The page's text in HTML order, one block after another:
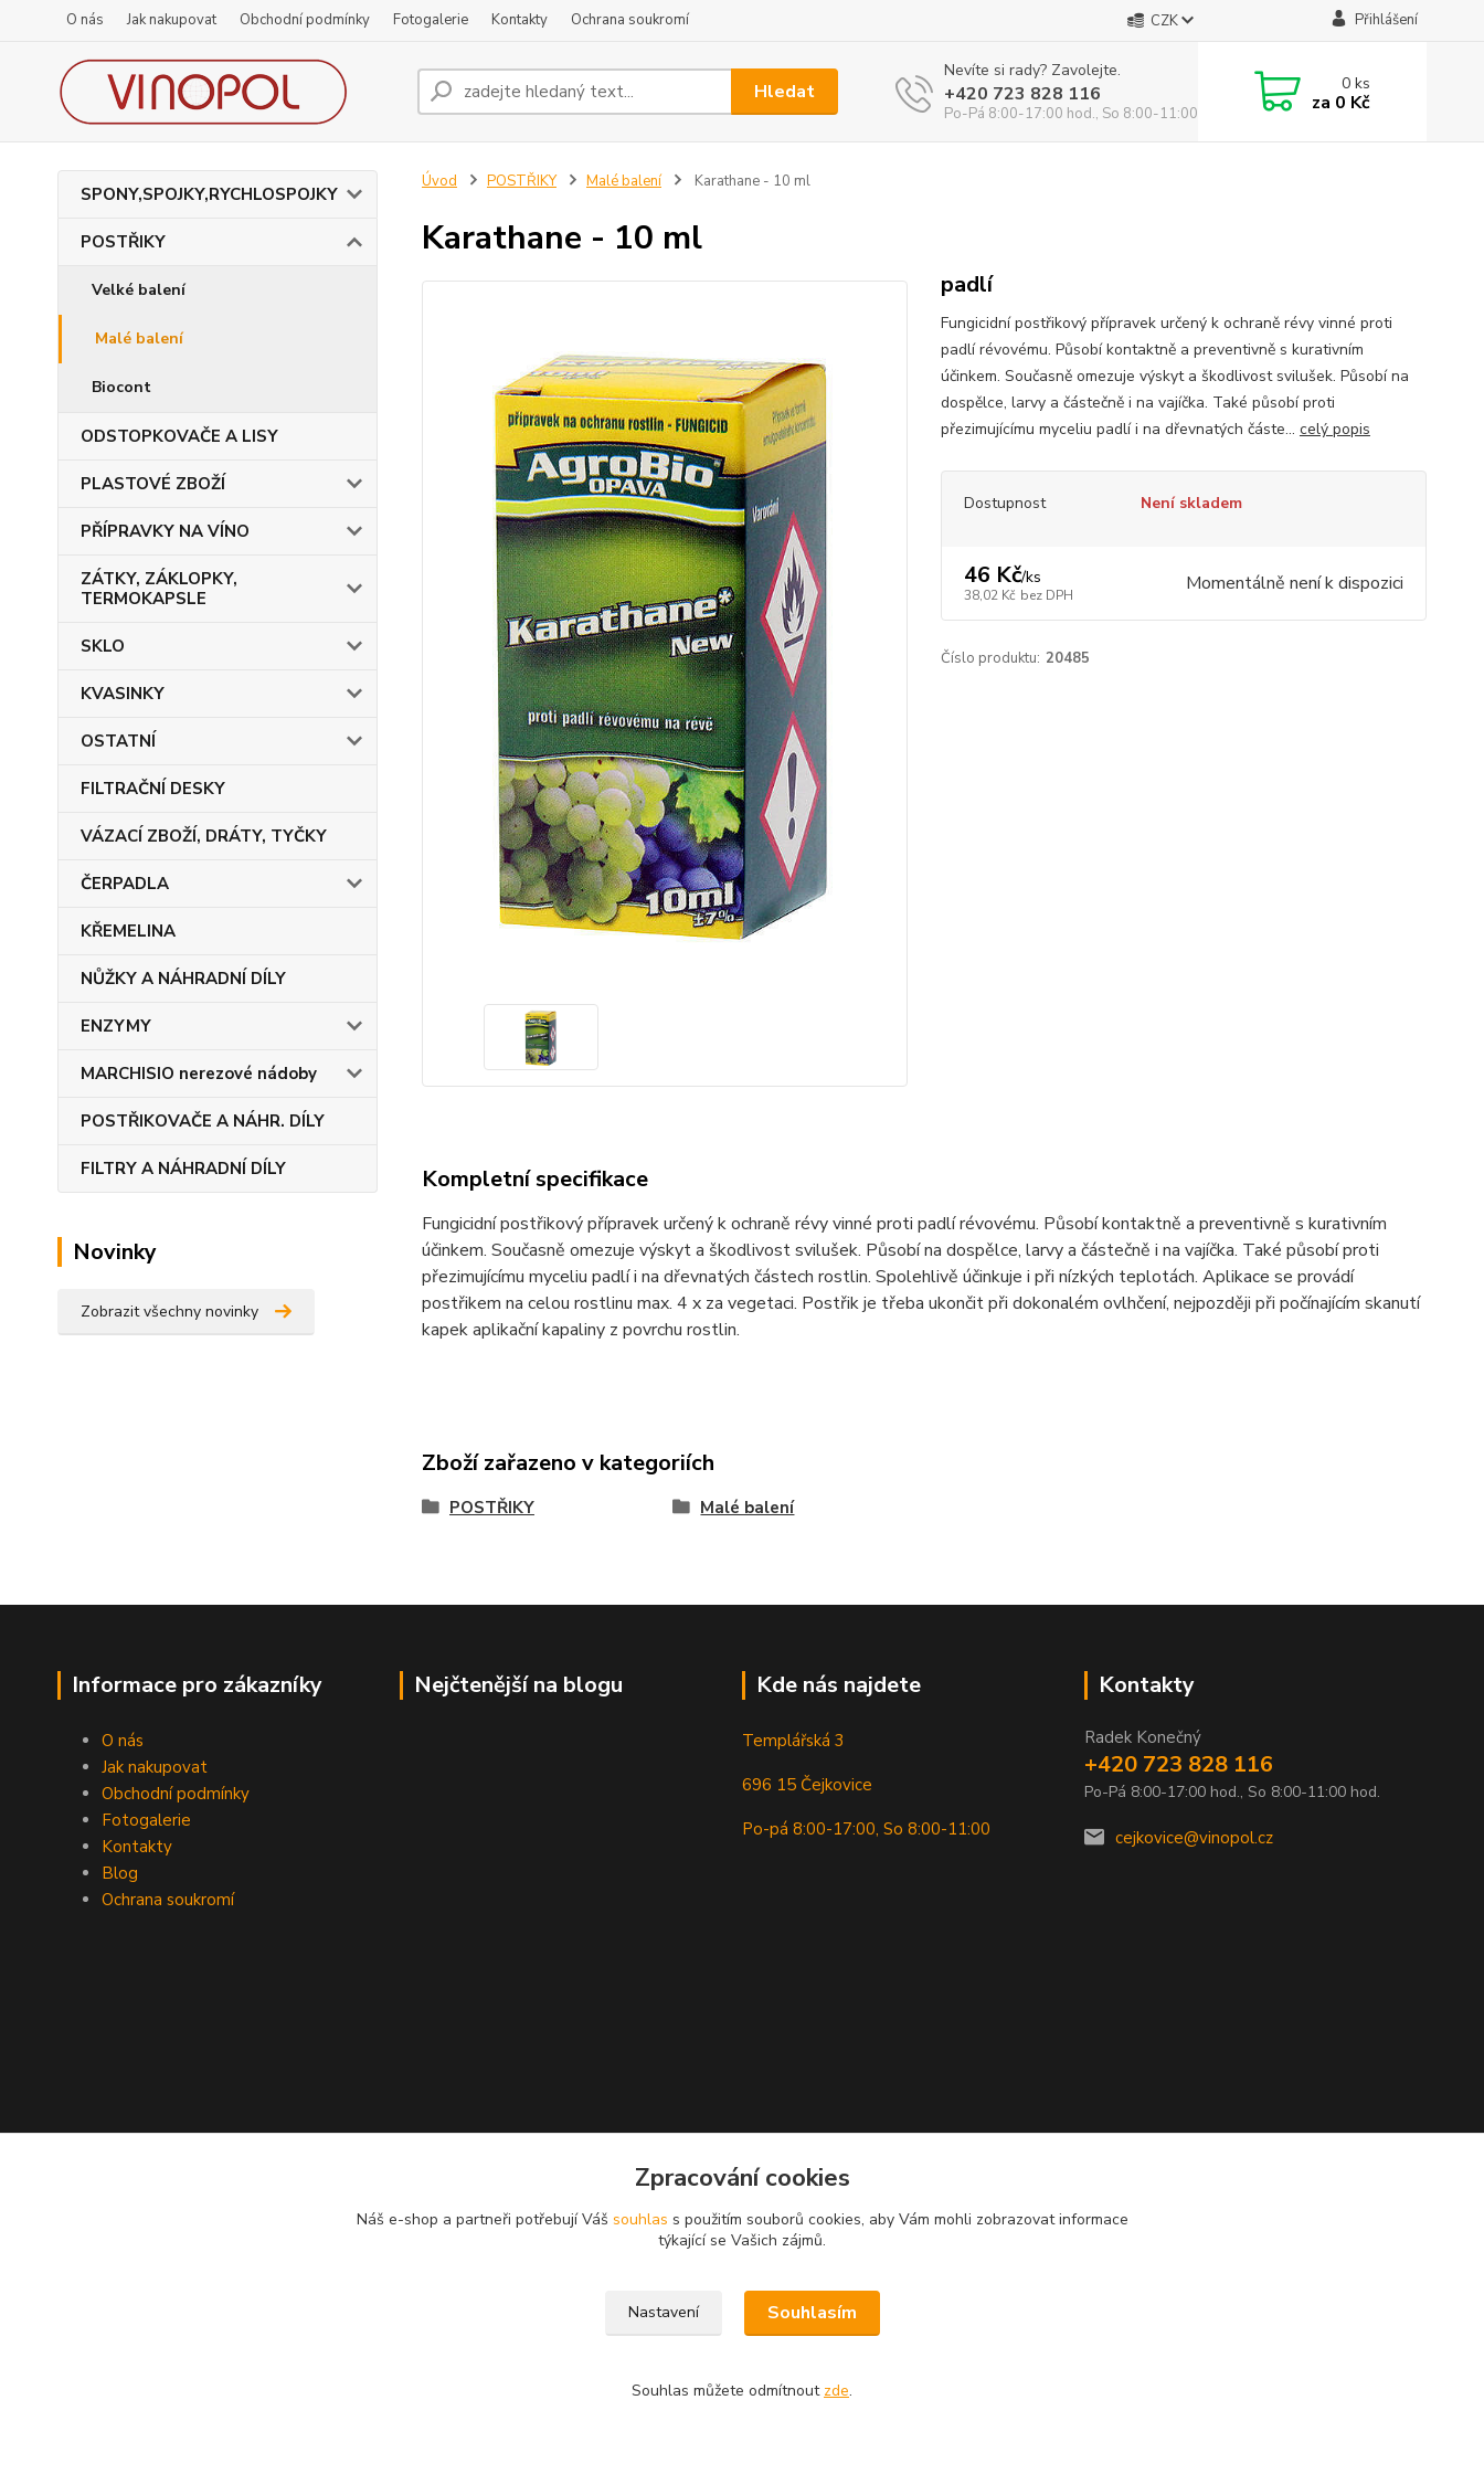
O nás Jak nakupovat Obchodní podmínky Fotogalerie Kontakty Ochrana soukromí CZK Přihlášení
Hledat
Nevíte si rady? Zavolejte.
+420 723 828 116
Po-Pá 8:00-17:00 hod., So 8:00-11:00 hod.
0ks
za 0 Kč
SPONY,SPOJKY,RYCHLOSPOJKY
POSTŘIKY
Velké balení
Malé balení
Biocont
ODSTOPKOVAČE A LISY
PLASTOVÉ ZBOŽÍ
PŘÍPRAVKY NA VÍNO
ZÁTKY, ZÁKLOPKY,
TERMOKAPSLE
SKLO
KVASINKY
OSTATNÍ
FILTRAČNÍ DESKY
VÁZACÍ ZBOŽÍ, DRÁTY, TYČKY
ČERPADLA
KŘEMELINA
NŮŽKY A NÁHRADNÍ DÍLY
ENZYMY
MARCHISIO nerezové nádoby
POSTŘIKOVAČE A NÁHR. DÍLY
FILTRY A NÁHRADNÍ DÍLY
Novinky
Zobrazit všechny novinky
Úvod POSTŘIKY Malé balení Karathane - 10 ml
Karathane - 10 ml
padlí
Fungicidní postřikový přípravek určený k ochraně révy vinné proti
padlí révovému. Působí kontaktně a preventivně s kurativním
účinkem. Současně omezuje výskyt a škodlivost svilušek. Působí na
dospělce, larvy a částečně i na vajíčka. Také působí proti
přezimujícímu myceliu padlí i na dřevnatých částe... celý popis
Dostupnost Není skladem
46 Kč/ks
38,02 Kč bez DPH Momentálně není k dispozici
Číslo produktu: 20485
Kompletní specifikace
Fungicidní postřikový přípravek určený k ochraně révy vinné proti padlí révovému. Působí kontaktně a preventivně s kurativním
účinkem. Současně omezuje výskyt a škodlivost svilušek. Působí na dospělce, larvy a částečně i na vajíčka. Také působí proti
přezimujícímu myceliu padlí i na dřevnatých částech rostlin. Spolehlivě účinkuje i při nízkých teplotách. Aplikace se provádí
postřikem na celou rostlinu max. 4 x za vegetaci. Postřik je třeba ukončit při dokonalém ovlhčení, nejpozději při počínajícím skanutí
kapek aplikační kapaliny z povrchu rostlin.
Zboží zařazeno v kategoriích
POSTŘIKY Malé balení
Informace pro zákazníky
O nás
Jak nakupovat
Obchodní podmínky
Fotogalerie
Kontakty
Blog
Ochrana soukromí
Nejčtenější na blogu Kde nás najdete
Templářská 3
696 15 Čejkovice
Po-pá 8:00-17:00, So 8:00-11:00
Kontakty
Radek Konečný
+420 723 828 116
Po-Pá 8:00-17:00 hod., So 8:00-11:00 hod.
cejkovice@vinopol.cz
Zpracování cookies
Náš e-shop a partneři potřebují Váš souhlas s použitím souborů cookies, aby Vám mohli zobrazovat informace
týkající se Vašich zájmů.
Nastavení Souhlasím
Souhlas můžete odmítnout zde.